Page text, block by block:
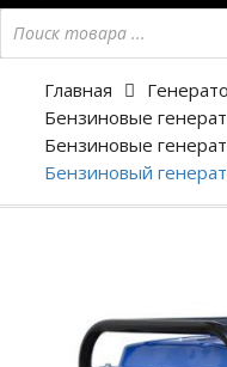
Главная
Бензиновые
Бензиновые
Бензиновый